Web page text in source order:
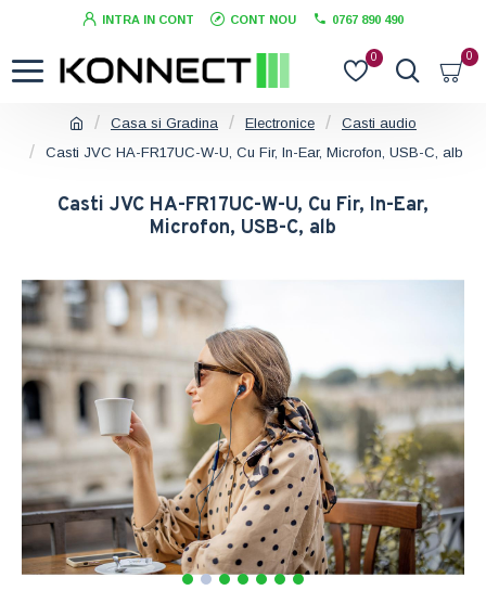
INTRA IN CONT CONT NOU 0767 890 490
0 0
Casa si Gradina Electronice
Casti audio
Casti JVC HA-FR17UC-W-U, Cu Fir, In-Ear, Microfon, USB-C, alb
Casti JVC HA-FR17UC-W-U, Cu Fir, In-Ear,
Microfon, USB-C, alb